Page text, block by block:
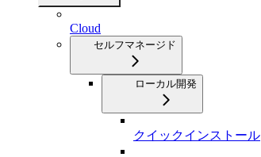
Cloud
セルフマネージド
ローカル開発
クイックインストール